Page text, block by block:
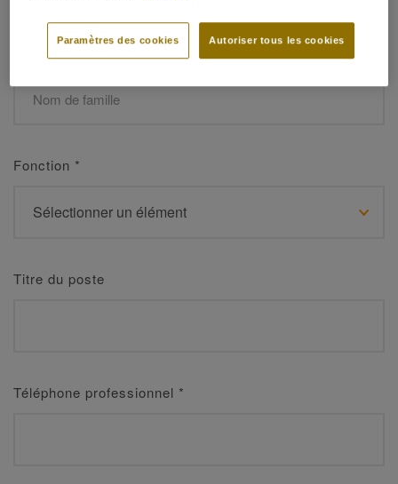
Fonction *
Titre du poste
Téléphone professionnel *
Autoriser tous les cookies
Paramètres des cookies